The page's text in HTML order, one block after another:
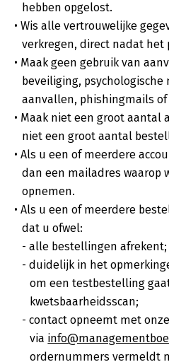
hebben opgelost.
Wis alle vertrouwelijke
verkregen, direct nadat het
Maak geen gebruik van
beveiliging, psychologische
aanvallen, phishingmails of
Maak niet een groot aantal
niet een groot aantal
Als u een of meerdere
dan een mailadres waarop
opnemen.
Als u een of meerdere
dat u ofwel:
alle bestellingen afrekent;
duidelijk in het
om een testbestelling
kwetsbaarheidsscan;
contact opneemt met
via
ordernummers vermeldt